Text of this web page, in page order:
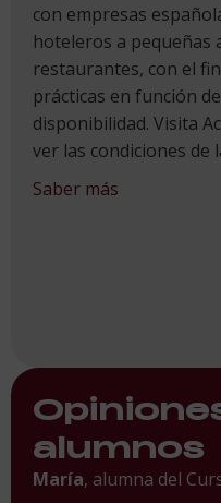
con empresas
hoteleros a pequeñas
restaurantes, con el
prácticas en función
disponibilidad. Visita
ver las condiciones de
Saber más
alumnos
María, alumna del